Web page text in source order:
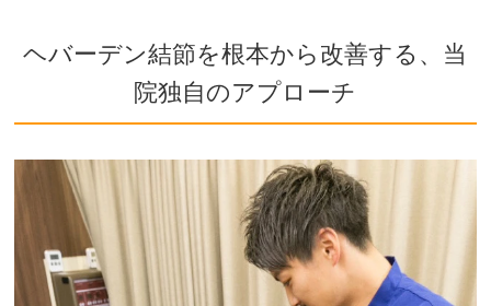
ヘバーデン結節を根本から改善する、当
院独自のアプローチ